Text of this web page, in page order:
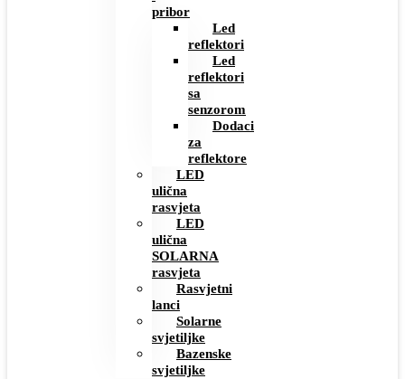
pribor
Led
reflektori
Led
reflektori
sa
senzorom
Dodaci
za
reflektore
LED
ulična
rasvjeta
LED
ulična
SOLARNA
rasvjeta
Rasvjetni
lanci
Solarne
svjetiljke
Bazenske
svjetiljke